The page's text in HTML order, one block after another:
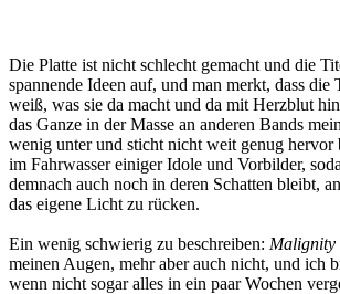
Die Platte ist nicht schlecht gemacht und die
spannende Ideen auf, und man merkt, dass
weiß, was sie da macht und da mit Herzblut
das Ganze in der Masse an anderen Bands
wenig unter und sticht nicht weit genug hervor
im Fahrwasser einiger Idole und Vorbilder,
demnach auch noch in deren Schatten bleibt,
das eigene Licht zu rücken.
Ein wenig schwierig zu beschreiben: Malignity
meinen Augen, mehr aber auch nicht, und ich
wenn nicht sogar alles in ein paar Wochen